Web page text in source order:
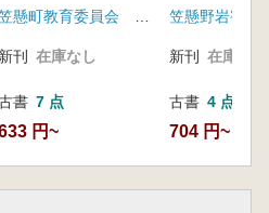
笠懸町教育委員会 岩宿フォーラム実行委員会
新刊 在庫なし
書 7 点
円~
新刊 在庫なし
古書 4 点
704 円~